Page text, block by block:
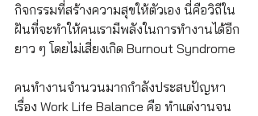
กิจกรรมที่สร้างความสุขให้ตัวเอง นี่คือวิถีใน
ฝันที่จะทำให้คนเรามีพลังในการทำงานได้อีก
ยาว ๆ โดยไม่เสี่ยงเกิด Burnout Syndrome
คนทำงานจำนวนมากกำลังประสบปัญหา
เรื่อง Work Life Balance คือ ทำแต่งานจน